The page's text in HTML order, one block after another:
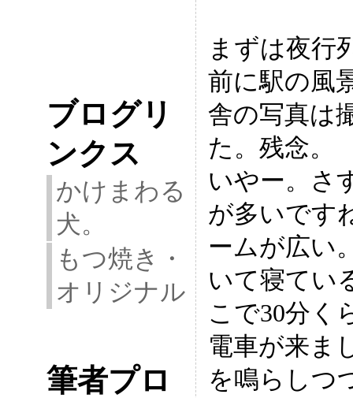
ブログリ
ンクス
かけまわる
犬。
もつ焼き・
オリジナル
筆者プロ
まずは夜行
前に駅の風
舎の写真は
た。残念。
いやー。さ
が多いです
ームが広い
いて寝てい
こで30分く
電車が来ま
を鳴らしつ